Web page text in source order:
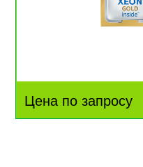
Цена по запросу